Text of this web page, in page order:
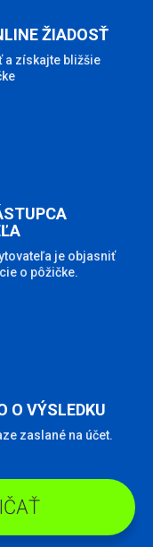
ŽIADOSŤ
a získajte bližšie
je objasniť
o pôžičke.
O VÝSLEDKU
zaslané na účet.